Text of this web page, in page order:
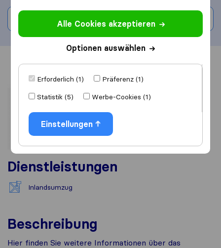
Bewertung schreiben
Übersicht Bewertungen Quellen
Dienstleistungen
Inlandsumzug
Beschreibung
Hier finden Sie weitere Informationen über das
Alle Cookies akzeptieren
Optionen auswählen
Erforderlich (1)
Präferenz (1)
Statistik (5)
Werbe-Cookies (1)
Einstellungen